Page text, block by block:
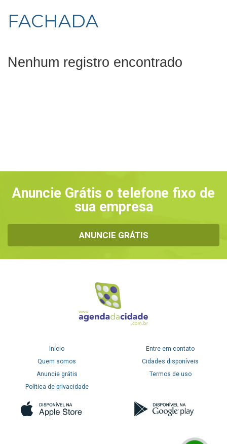
FACHADA
Nenhum registro encontrado
Anuncie Grátis o telefone fixo de
sua empresa
ANUNCIE GRÁTIS
Início
Quem somos
Anuncie grátis
Política de privacidade
Entre em contato
Cidades disponíveis
Termos de uso